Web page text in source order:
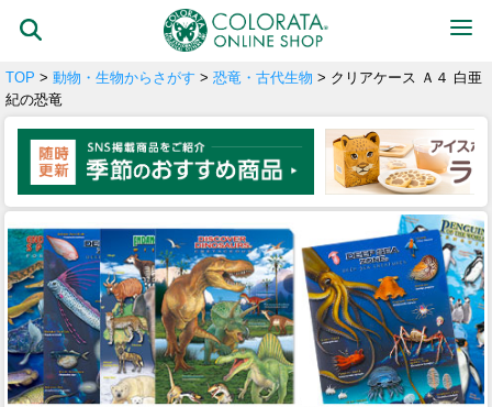
TOP > 動物・生物からさがす > 恐竜・古代生物 > クリアケース Ａ４ 白亜
紀の恐竜